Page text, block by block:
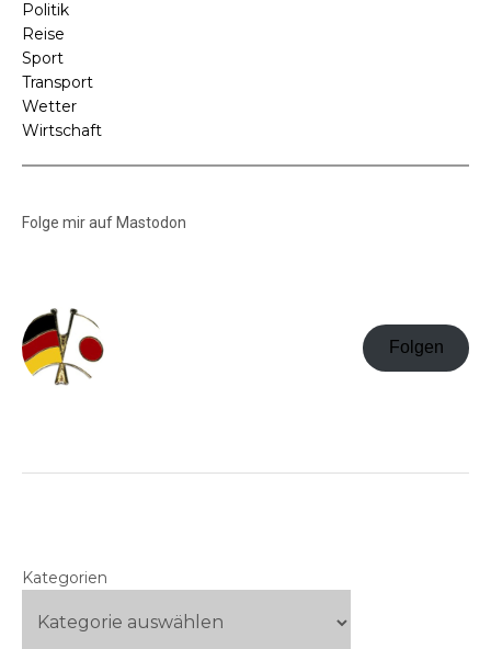
Politik
Reise
Sport
Transport
Wetter
Wirtschaft
Folge mir auf Mastodon
Folgen
Kategorien